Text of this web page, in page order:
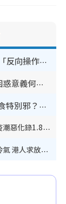
WhatsApp預設貼圖點刪？揭1招「反向操作」還原簡潔介面 附3步實測教學
香港山邊鐵閘邊門大開？內地客困惑意義何在！網民神回覆：呢種叫法理性防禦
鬼門開2026｜農曆七月撞正日全食特別邪？專家警告切忌做一事！揭4大禁忌+2招保平安
奪命寄生蟲｜食生菜狂瀉首現死者！疫潮惡化錄1.8萬宗病例 揭洗菜3大謬誤
內地客歎港人唔識老！揭港鐵保鮮級冷氣 港人求放過：咪投訴